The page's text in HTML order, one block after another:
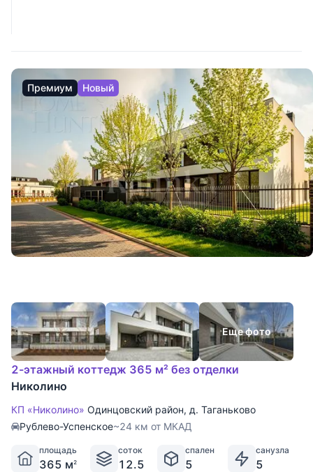
Премиум Новый
Еще фото
2-этажный коттедж 365 м² без отделки
Николино
КП «Николино» Одинцовский район, д. Таганьково
Рублево-Успенское~24 км от МКАД
площадь
365 м2
соток
12.5
спален
5
санузла
5